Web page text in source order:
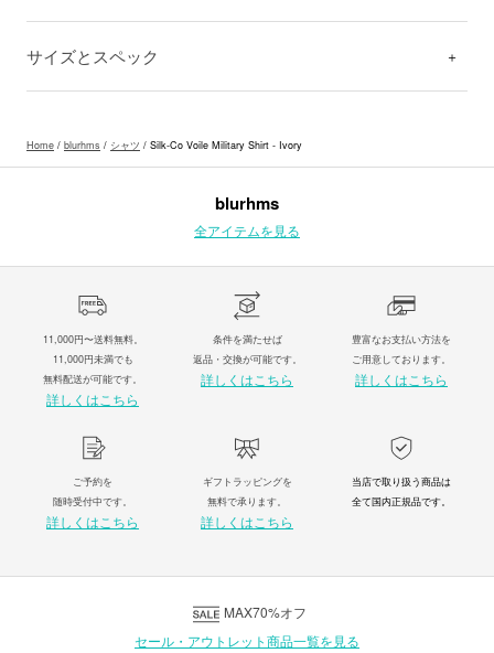
サイズとスペック
Home / blurhms / シャツ / Silk-Co Voile Military Shirt - Ivory
blurhms
全アイテムを見る
11,000円〜送料無料。
11,000円未満でも
無料配送が可能です。
詳しくはこちら
条件を満たせば
返品・交換が可能です。
詳しくはこちら
豊富なお支払い方法を
ご用意しております。
詳しくはこちら
ご予約を
随時受付中です。
詳しくはこちら
ギフトラッピングを
無料で承ります。
詳しくはこちら
当店で取り扱う商品は
全て国内正規品です。
MAX70%オフ
セール・アウトレット商品一覧を見る